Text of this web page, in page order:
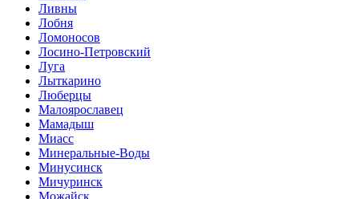
Ливны
Лобня
Ломоносов
Лосино-Петровский
Луга
Лыткарино
Люберцы
Малоярославец
Мамадыш
Миасс
Минеральные-Воды
Минусинск
Мичуринск
Можайск